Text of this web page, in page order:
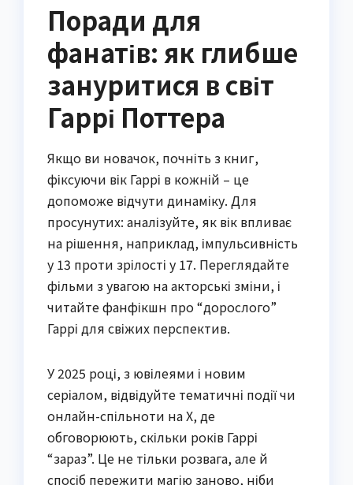
Поради для
фанатів: як глибше
зануритися в світ
Гаррі Поттера
Якщо ви новачок, почніть з книг,
фіксуючи вік Гаррі в кожній – це
допоможе відчути динаміку. Для
просунутих: аналізуйте, як вік впливає
на рішення, наприклад, імпульсивність
у 13 проти зрілості у 17. Переглядайте
фільми з увагою на акторські зміни, і
читайте фанфікшн про “дорослого”
Гаррі для свіжих перспектив.
У 2025 році, з ювілеями і новим
серіалом, відвідуйте тематичні події чи
онлайн-спільноти на X, де
обговорюють, скільки років Гаррі
“зараз”. Це не тільки розвага, але й
спосіб пережити магію заново, ніби